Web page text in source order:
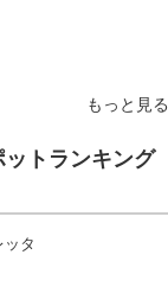
もっと見る
トランキング
ッタ